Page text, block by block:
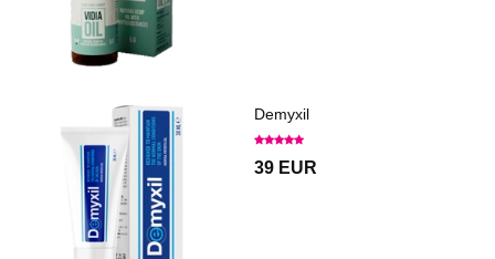
Demyxil
39 EUR